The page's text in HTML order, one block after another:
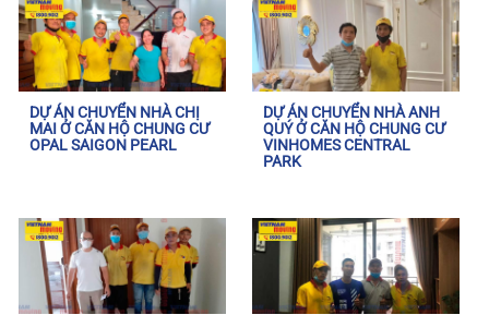
DỰ ÁN CHUYỂN NHÀ CHỊ
MAI Ở CĂN HỘ CHUNG CƯ
OPAL SAIGON PEARL
DỰ ÁN CHUYỂN NHÀ ANH
QUÝ Ở CĂN HỘ CHUNG CƯ
VINHOMES CENTRAL
PARK